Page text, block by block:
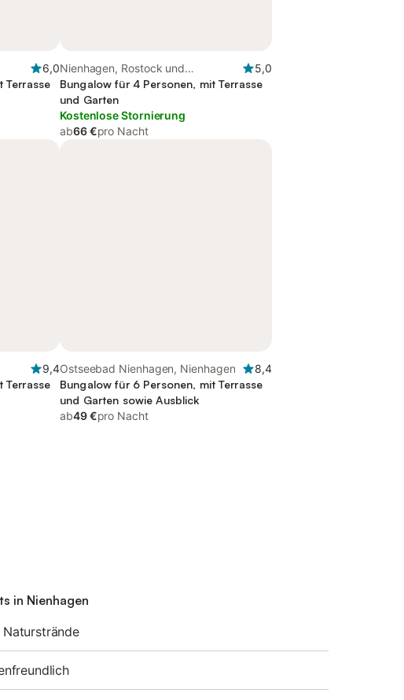
6,0
Terrasse
Nienhagen, Rostock und
Umgebung
5,0
Bungalow für 4 Personen, mit Terrasse
und Garten
Kostenlose Stornierung
ab66 €pro Nacht
9,4
Terrasse
Ostseebad Nienhagen, Nienhagen
8,4
Bungalow für 6 Personen, mit Terrasse
und Garten sowie Ausblick
ab49 €pro Nacht
in Nienhagen
Naturstrände